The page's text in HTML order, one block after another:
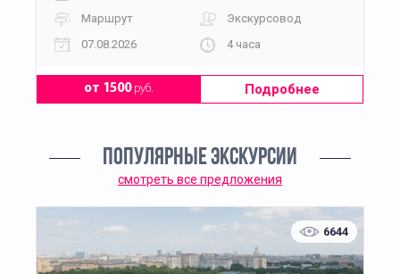
Маршрут
Экскурсовод
07.08.2026
4 часа
от 1500руб. Подробнее
ПОПУЛЯРНЫЕ ЭКСКУРСИИ
смотреть все предложения
6644